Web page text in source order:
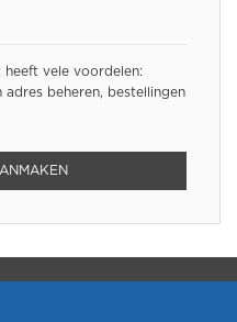
heeft vele voordelen:
adres beheren, bestellingen